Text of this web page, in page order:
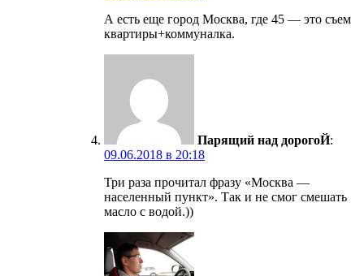
А есть еще город Москва, где 45 — это съем
квартиры+коммуналка.
Парящий над дорогоЙ:
09.06.2018 в 20:18
Три раза прочитал фразу «Москва —
населенный пункт». Так и не смог смешать
масло с водой.))